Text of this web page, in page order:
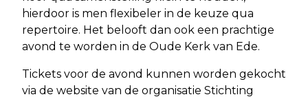
hierdoor is men flexibeler in de keuze qua
repertoire. Het belooft dan ook een prachtige
avond te worden in de Oude Kerk van Ede.
Tickets voor de avond kunnen worden gekocht
via de website van de organisatie Stichting